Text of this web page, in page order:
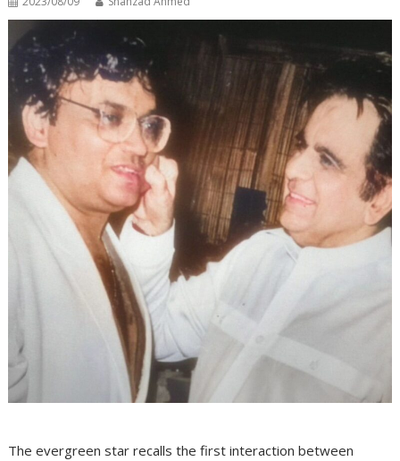
The evergreen star recalls the first interaction between